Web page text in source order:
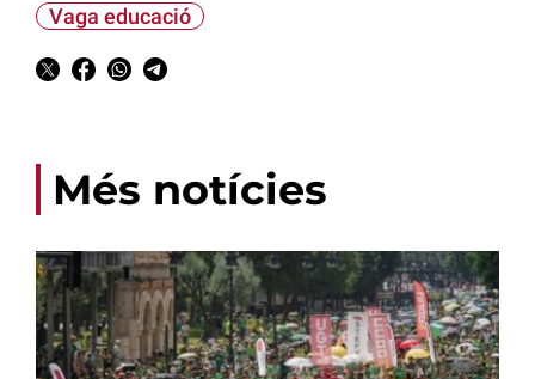
Vaga educació
Més notícies